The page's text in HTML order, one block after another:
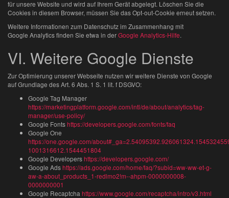
für unsere Website und wird auf Ihrem Gerät abgelegt. Löschen Sie die
Cookies in diesem Browser, müssen Sie das Opt-out-Cookie erneut setzen.
Weitere Informationen zum Datenschutz im Zusammenhang mit
Google Analytics finden Sie etwa in derGoogle Analytics-Hilfe.
VI. Weitere Google Dienste
Zur Optimierung unserer Webseite nutzen wir weitere Dienste von Google
auf Grundlage des Art. 6 Abs. 1 S. 1 lit. f DSGVO:
Google Tag Manager
https://marketingplatform.google.com/intl/de/about/analytics/tag-
manager/use-policy/
Google Fontshttps://developers.google.com/fonts/faq
Google One
https://one.google.com/
1001316612.1544451804
Google Developershttps://developers.google.com/
Google Adshttps://ads.google.com/home/faq/?subid=ww-ww-et-g-
aw-a-about_products_1-redlmo2!m--ahpm-0000000008-
0000000001
Google Recaptcha https://www.google.com/recaptcha/intro/v3.html